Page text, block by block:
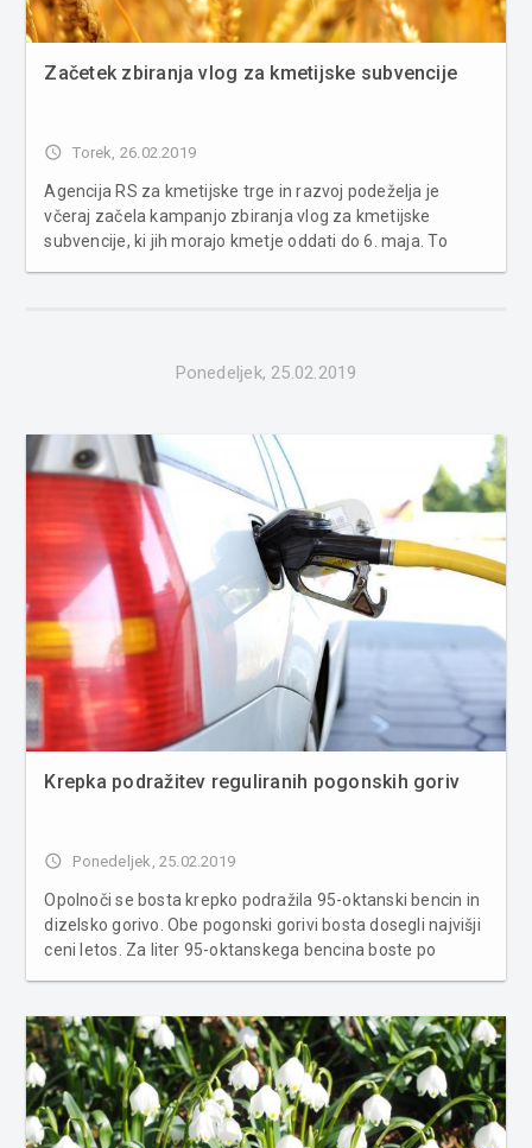
Začetek zbiranja vlog za kmetijske subvencije
access_time Torek, 26.02.2019
Agencija RS za kmetijske trge in razvoj podeželja je
včeraj začela kampanjo zbiranja vlog za kmetijske
subvencije, ki jih morajo kmetje oddati do 6. maja. To
Ponedeljek, 25.02.2019
Krepka podražitev reguliranih pogonskih goriv
access_time Ponedeljek, 25.02.2019
Opolnoči se bosta krepko podražila 95-oktanski bencin in
dizelsko gorivo. Obe pogonski gorivi bosta dosegli najvišji
ceni letos. Za liter 95-oktanskega bencina boste po
na 1,266 e...